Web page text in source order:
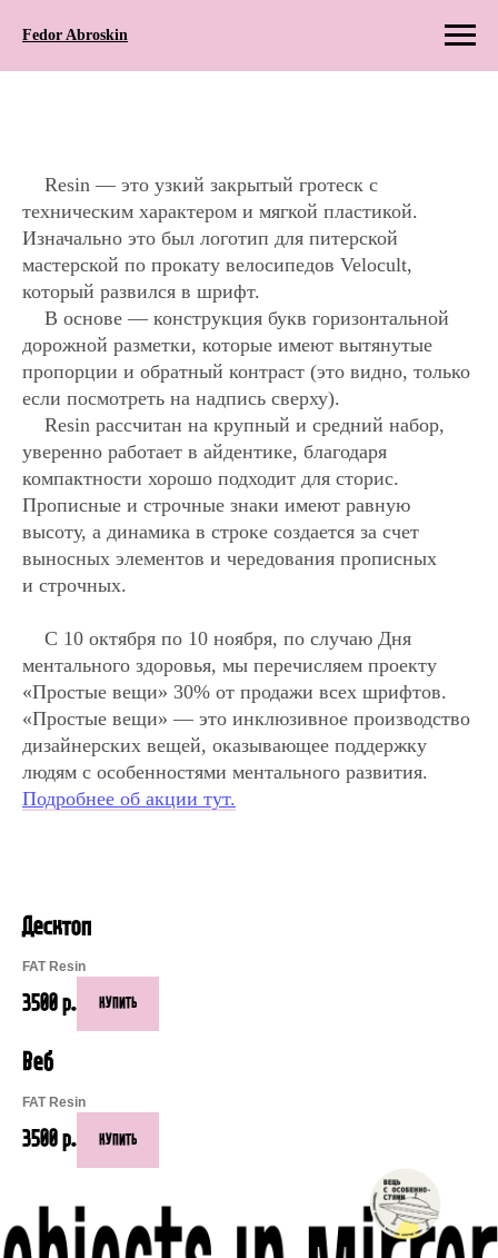
Fedor Abroskin
Resin — это узкий закрытый гротеск с
техническим характером и мягкой пластикой.
Изначально это был логотип для питерской
мастерской по прокату велосипедов Velocult,
который развился в шрифт.
В основе — конструкция букв горизонтальной
дорожной разметки, которые имеют вытянутые
пропорции и обратный контраст (это видно, только
если посмотреть на надпись сверху).
Resin рассчитан на крупный и средний набор,
уверенно работает в айдентике, благодаря
компактности хорошо подходит для сторис.
Прописные и строчные знаки имеют равную
высоту, а динамика в строке создается за счет
выносных элементов и чередования прописных
и строчных.
С 10 октября по 10 ноября, по случаю Дня
ментального здоровья, мы перечисляем проекту
«Простые вещи» 30% от продажи всех шрифтов.
«Простые вещи» — это инклюзивное производство
дизайнерских вещей, оказывающее поддержку
людям с особенностями ментального развития.
Подробнее об акции тут.
Десктоп
FAT Resin
3500р. КУПИТЬ
Веб
FAT Resin
3500р. КУПИТЬ